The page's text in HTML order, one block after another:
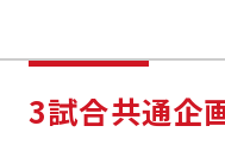
3試合共通企